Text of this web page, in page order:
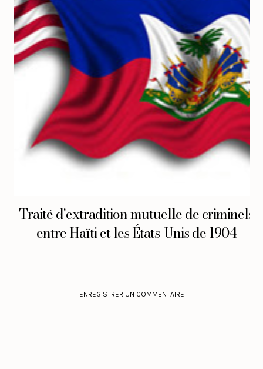
Traité d'extradition mutuelle de criminels
entre Haïti et les États-Unis de 1904
ENREGISTRER UN COMMENTAIRE